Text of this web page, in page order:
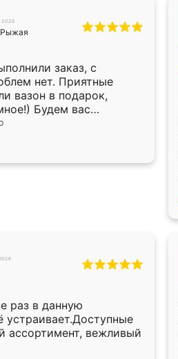
2026
заказ, с
нет. Приятные
вазон в подарок,
Будем вас
знакомым!)
раз в данную
устраивает.Доступные
ассортимент, вежливый